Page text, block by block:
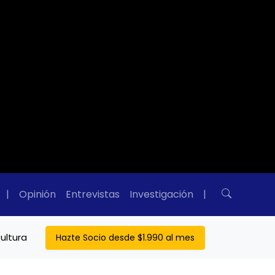
| Opinión Entrevistas Investigación |
Hazte Socio desde $1.990 al mes